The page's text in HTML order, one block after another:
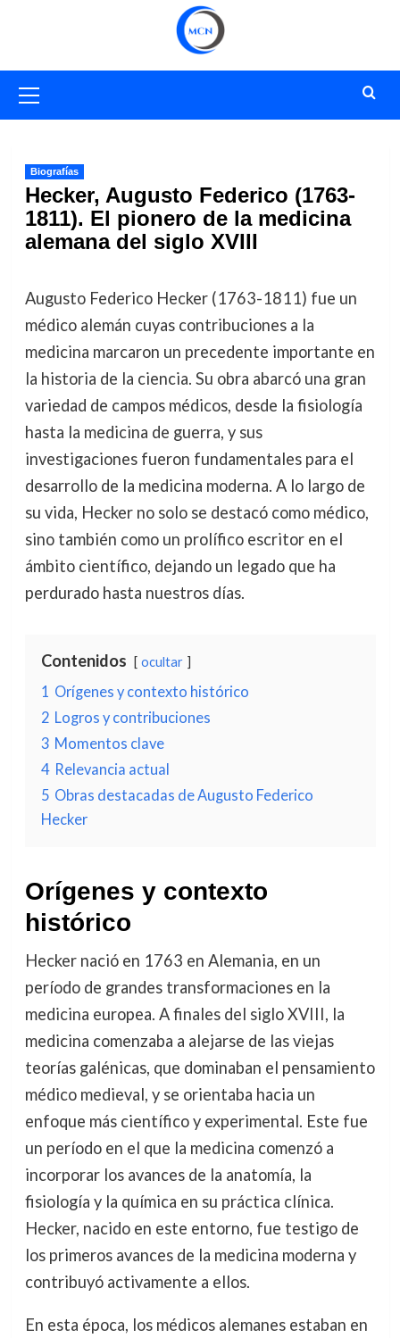
primario
Biografías
Hecker, Augusto Federico (1763-
1811). El pionero de la medicina
alemana del siglo XVIII
Augusto Federico Hecker (1763-1811) fue un
médico alemán cuyas contribuciones a la
medicina marcaron un precedente importante en
la historia de la ciencia. Su obra abarcó una gran
variedad de campos médicos, desde la fisiología
hasta la medicina de guerra, y sus
investigaciones fueron fundamentales para el
desarrollo de la medicina moderna. A lo largo de
su vida, Hecker no solo se destacó como médico,
sino también como un prolífico escritor en el
ámbito científico, dejando un legado que ha
perdurado hasta nuestros días.
Contenidos ocultar
1 Orígenes y contexto histórico
2 Logros y contribuciones
3 Momentos clave
4 Relevancia actual
5 Obras destacadas de Augusto Federico
Hecker
Orígenes y contexto
histórico
Hecker nació en 1763 en Alemania, en un
período de grandes transformaciones en la
medicina europea. A finales del siglo XVIII, la
medicina comenzaba a alejarse de las viejas
teorías galénicas, que dominaban el pensamiento
médico medieval, y se orientaba hacia un
enfoque más científico y experimental. Este fue
un período en el que la medicina comenzó a
incorporar los avances de la anatomía, la
fisiología y la química en su práctica clínica.
Hecker, nacido en este entorno, fue testigo de
los primeros avances de la medicina moderna y
contribuyó activamente a ellos.
En esta época, los médicos alemanes estaban en